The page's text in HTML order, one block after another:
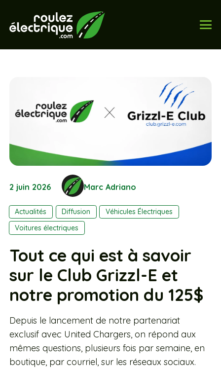
2 juin 2026 Marc Adriano
Actualités Diffusion
Véhicules Électriques
Voitures électriques
Tout ce qui est à savoir
sur le Club Grizzl-E et
notre promotion du 125$
Depuis le lancement de notre partenariat
exclusif avec United Chargers, on répond aux
mêmes questions, plusieurs fois par semaine, en
boutique, par courriel, sur les réseaux sociaux.